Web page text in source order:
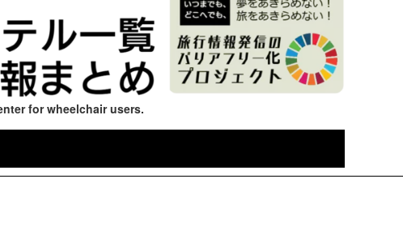
for wheelchair users.